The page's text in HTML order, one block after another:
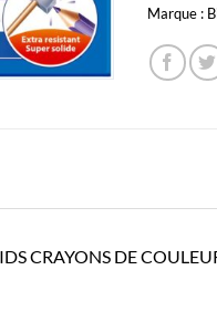
Marque :
CRAYONS DE